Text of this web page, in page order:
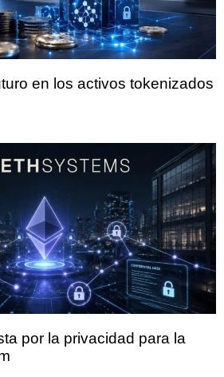
en los activos tokenizados
por la privacidad para la